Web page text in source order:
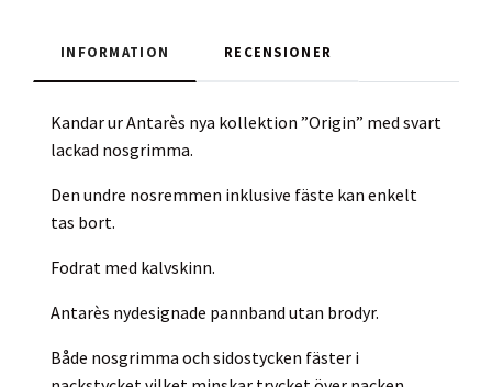
INFORMATION RECENSIONER
Kandar ur Antarès nya kollektion ”Origin” med svart
lackad nosgrimma.
Den undre nosremmen inklusive fäste kan enkelt
tas bort.
Fodrat med kalvskinn.
Antarès nydesignade pannband utan brodyr.
Både nosgrimma och sidostycken fäster i